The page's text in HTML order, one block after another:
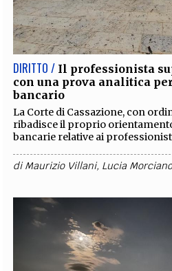
DIRITTO / Il professionista
con una prova analitica
bancario
La Corte di Cassazione, con
ribadisce il proprio
bancarie relative ai
diMaurizio Villani, Lucia